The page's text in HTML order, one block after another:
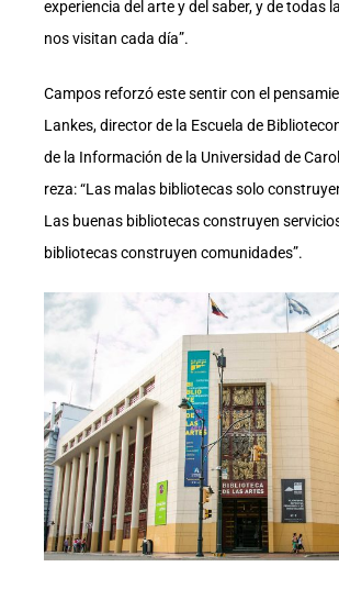
experiencia del arte y del saber, y de todas
nos visitan cada día”.
Campos reforzó este sentir con el
Lankes, director de la Escuela de
de la Información de la Universidad de
reza: “Las malas bibliotecas solo
Las buenas bibliotecas construyen
bibliotecas construyen comunidades”.